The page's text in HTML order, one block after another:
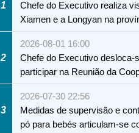
1
Chefe do Executivo realiza
Xiamen e a Longyan na
2
2026-08-01 16:00
Chefe do Executivo desloca-
participar na Reunião da
Macau
3
2026-07-30 22:56
Medidas de supervisão e
pó para bebés articulam-se